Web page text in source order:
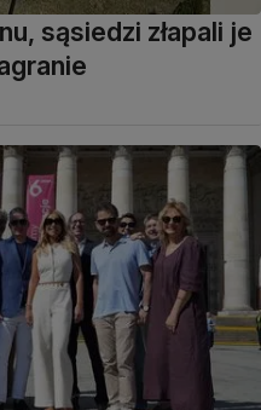
sąsiedzi złapali je